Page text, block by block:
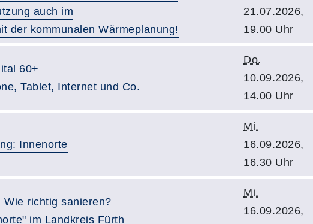
auch im
der kommunalen Wärmeplanung!
21.07.2026,
19.00 Uhr
60+
Tablet, Internet und Co.
Do.
10.09.2026,
14.00 Uhr
Innenorte
Mi.
16.09.2026,
16.30 Uhr
Wie richtig sanieren?
im Landkreis Fürth
Mi.
16.09.2026,